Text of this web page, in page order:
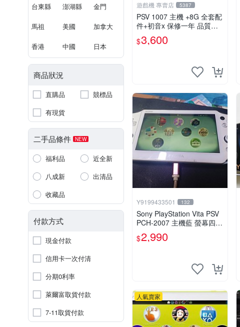
台東縣 澎湖縣 金門
馬祖 美國 加拿大
香港 中國 日本
商品狀況
直購品
競標品
有現貨
二手品條件 NEW
福利品
近全新
八成新
出清品
收藏品
付款方式
現金付款
信用卡一次付清
分期0利率
萊爾富取貨付款
7-11取貨付款
遊戲機 專賣店 5387
PSV 1007 主機 +8G 全套配
件+初音x 保修一年 品質有
保障
$3,600
Y9199433501 132
Sony PlayStation Vita PSV
PCH-2007 主機藍 螢幕四角
略暗 可安裝遊戲 系統3.74
書
$2,990
人氣賣家